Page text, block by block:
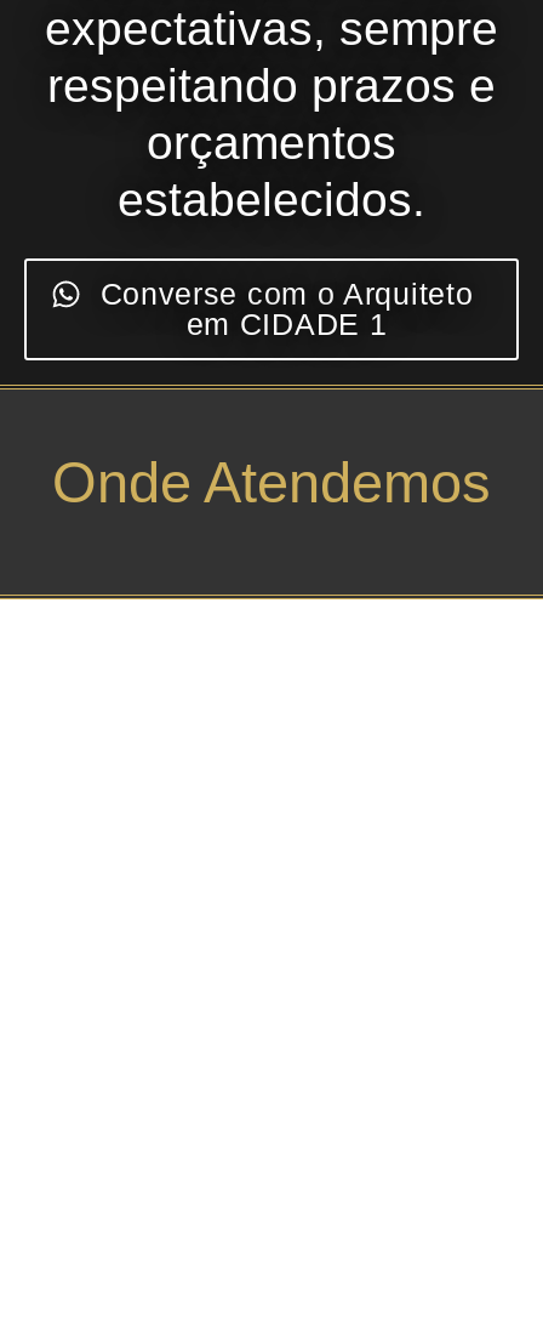
expectativas, sempre
respeitando prazos e
orçamentos
estabelecidos.
Converse com o Arquiteto
em CIDADE 1
Onde Atendemos